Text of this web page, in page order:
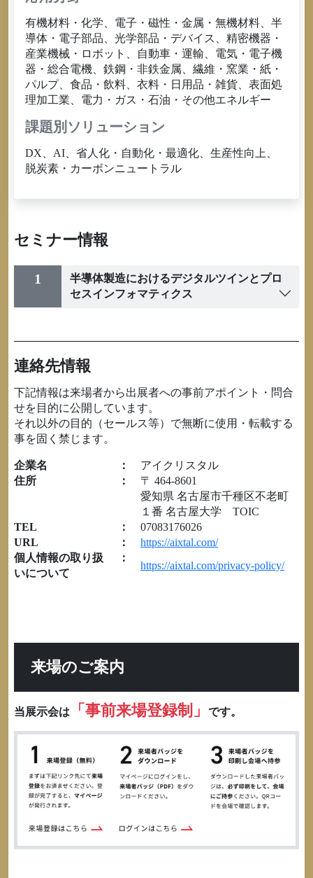
有機材料・化学、電子・磁性・金属・無機材料、半
導体・電子部品、光学部品・デバイス、精密機器・
産業機械・ロボット、自動車・運輸、電気・電子機
器・総合電機、鉄鋼・非鉄金属、繊維・窯業・紙・
パルプ、食品・飲料、衣料・日用品・雑貨、表面処
理加工業、電力・ガス・石油・その他エネルギー
課題別ソリューション
DX、AI、省人化・自動化・最適化、生産性向上、
脱炭素・カーボンニュートラル
セミナー情報
1
半導体製造におけるデジタルツインとプロ
セスインフォマティクス
連絡先情報
下記情報は来場者から出展者への事前アポイント・問合
せを目的に公開しています。
それ以外の目的（セールス等）で無断に使用・転載する
事を固く禁じます。
企業名 ： アイクリスタル
住所
： 〒 464-8601
愛知県 名古屋市千種区不老町
１番 名古屋大学 TOIC
TEL
： 07083176026
URL
： https://aixtal.com/
個人情報の取り扱
いについて
：
https://aixtal.com/privacy-policy/
来場のご案内
当展示会は 「事前来場登録制」 です。